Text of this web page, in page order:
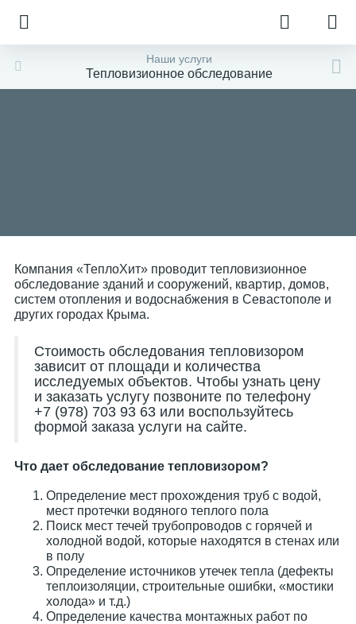
Наши услуги
Тепловизионное обследование
Компания «ТеплоХит» проводит тепловизионное
обследование зданий и сооружений, квартир, домов,
систем отопления и водоснабжения в Севастополе и
других городах Крыма.
Стоимость обследования тепловизором
зависит от площади и количества
исследуемых объектов. Чтобы узнать цену
и заказать услугу позвоните по телефону
+7 (978) 703 93 63 или воспользуйтесь
формой заказа услуги на сайте.
Что дает обследование тепловизором?
Определение мест прохождения труб с водой,
мест протечки водяного теплого пола
Поиск мест течей трубопроводов с горячей и
холодной водой, которые находятся в стенах или
в полу
Определение источников утечек тепла (дефекты
теплоизоляции, строительные ошибки, «мостики
холода» и т.д.)
Определение качества монтажных работ по